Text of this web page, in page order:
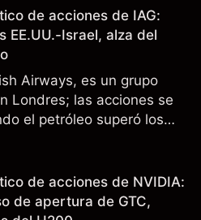
de acciones de IAG:
EE.UU.-Israel, alza del
Airways, es un grupo
Londres; las acciones se
el petróleo superó los
aéreo de Oriente
de resultados futuros..
de acciones de NVIDIA:
de apertura de GTC,